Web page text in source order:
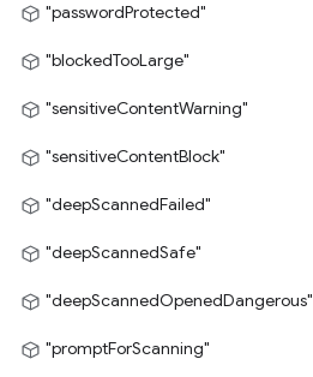
"passwordProtected"
"blockedTooLarge"
"sensitiveContentWarning"
"sensitiveContentBlock"
"deepScannedFailed"
"deepScannedSafe"
"deepScannedOpenedDangerous"
"promptForScanning"